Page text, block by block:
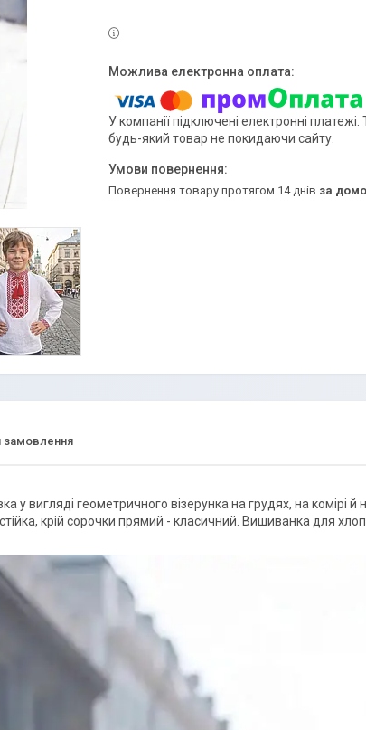
У компанії підключені електронні
будь-який товар не покидаючи сайту.
повернення товару протягом 14 днів за
замовлення
вигляді геометричного візерунка на грудях, на комірі й
крій сорочки прямий - класичний. Вишиванка для